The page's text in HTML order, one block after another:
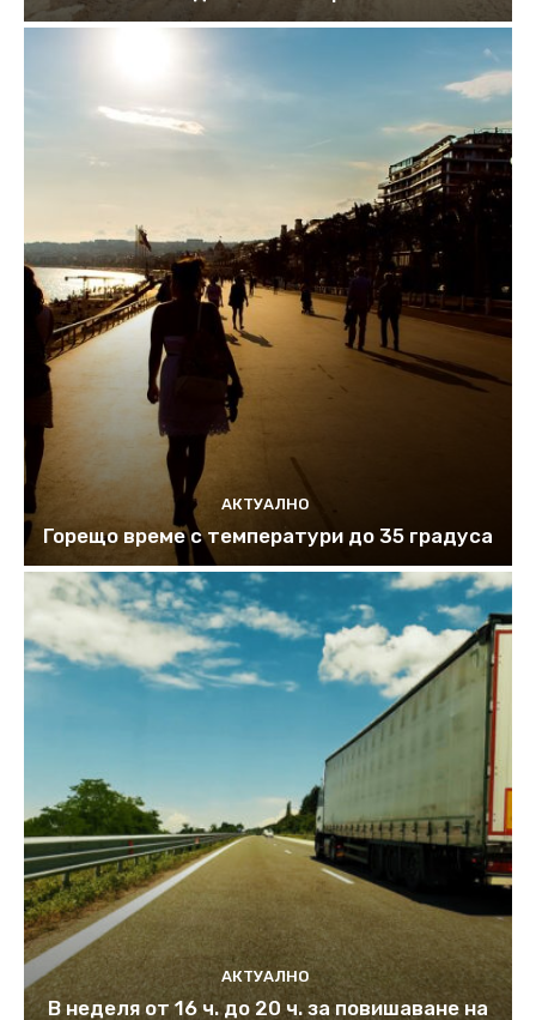
АКТУАЛНО
Горещо време с температури до 35 градуса
АКТУАЛНО
В неделя от 16 ч. до 20 ч. за повишаване на